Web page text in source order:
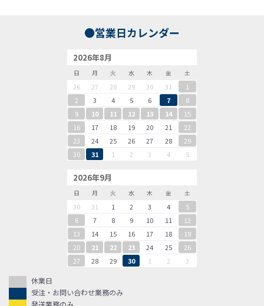
●営業日カレンダー
2026年8月
日 月 火 水 木 金 土
26 27 28 29 30 31
1
2
3 4 5 6 7
8
9
10 11 12 13 14
15
16
17 18 19 20 21
22
23
24 25 26 27 28
29
30
31 1 2 3 4 5
2026年9月
日 月 火 水 木 金 土
30 31 1 2 3 4
5
6
7 8 9 10 11
12
13
14 15 16 17 18
19
20
21 22 23 24 25
26
27
28 29 30 1 2 3
休業日
受注・お問い合わせ業務のみ
発送業務のみ